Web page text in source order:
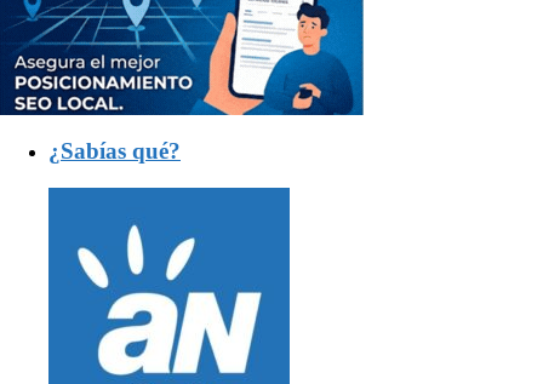
¿Sabías qué?